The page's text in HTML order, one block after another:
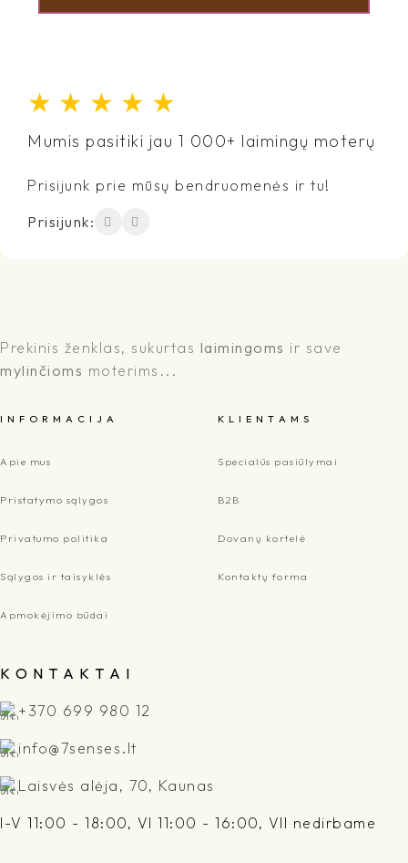
★ ★ ★ ★ ★
Mumis pasitiki jau 1 000+ laimingų moterų
Prisijunk prie mūsų bendruomenės ir tu!
Prisijunk:
Prekinis ženklas, sukurtas laimingoms ir save
mylinčioms moterims...
I N F O R M A C I J A
Apie mus
Pristatymo sąlygos
Privatumo politika
Sąlygos ir taisyklės
Apmokėjimo būdai
K L I E N T A M S
Specialūs pasiūlymai
B2B
Dovanų kortelė
Kontaktų forma
K O N T A K T A I
+370 699 980 12
info@7senses.lt
Laisvės alėja, 70, Kaunas
I-V 11:00 - 18:00, VI 11:00 - 16:00, VII nedirbame